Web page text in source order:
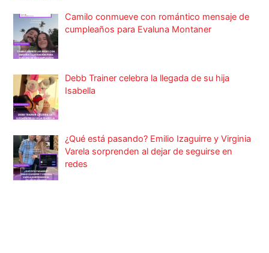
Camilo conmueve con romántico mensaje de
cumpleaños para Evaluna Montaner
Debb Trainer celebra la llegada de su hija
Isabella
¿Qué está pasando? Emilio Izaguirre y Virginia
Varela sorprenden al dejar de seguirse en
redes